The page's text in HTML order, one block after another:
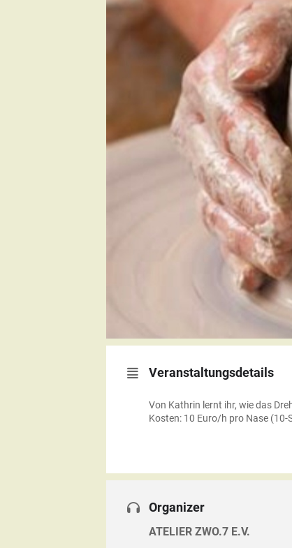
Veranstaltungsdetails
Von Kathrin lernt ihr, wie das
Kosten: 10 Euro/h pro Nase (10-
Organizer
ATELIER ZWO.7 E.V.